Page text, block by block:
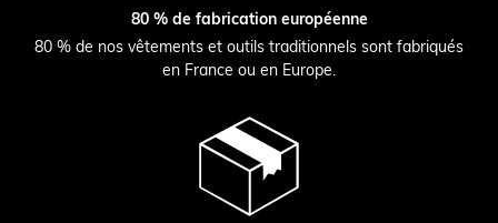
80 % de fabrication européenne
80 % de nos vêtements et outils traditionnels sont fabriqués
en France ou en Europe.